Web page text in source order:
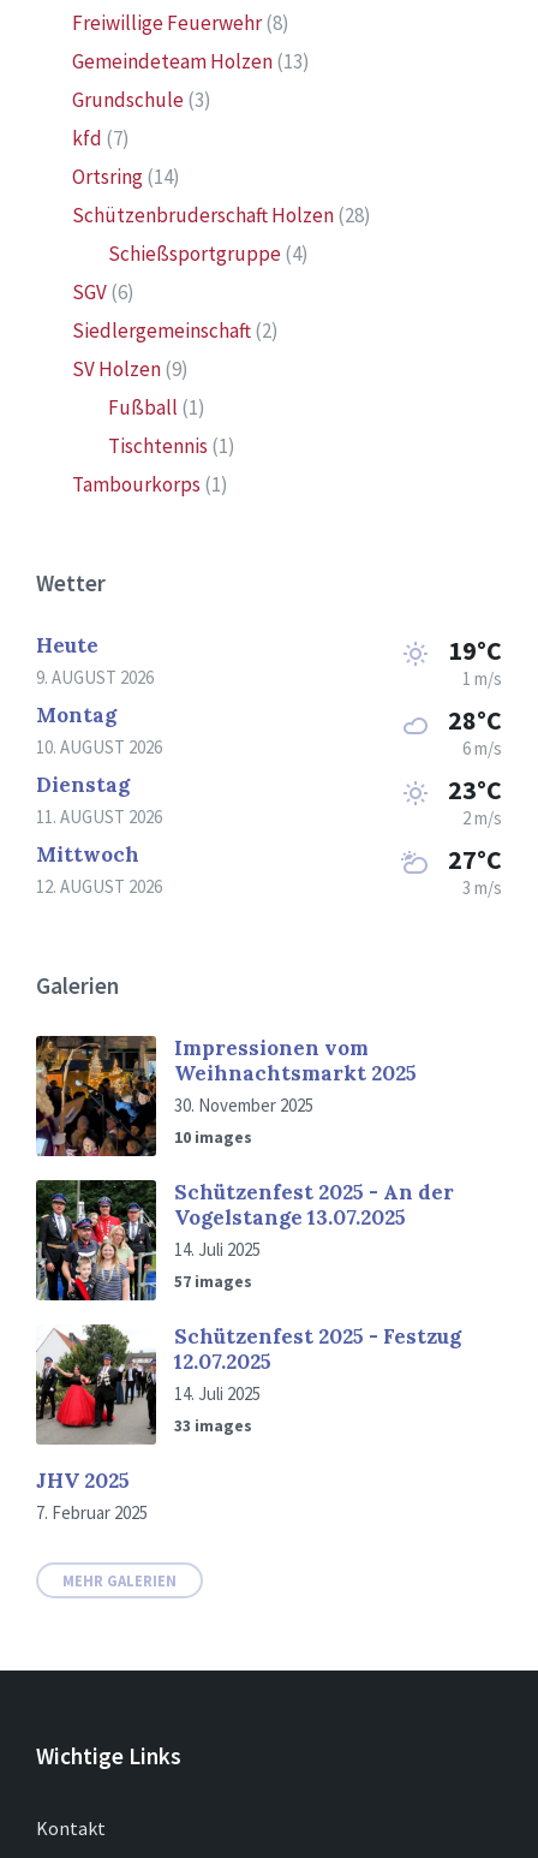
Freiwillige Feuerwehr(8)
Gemeindeteam Holzen(13)
Grundschule(3)
kfd (7)
Ortsring(14)
Schützenbruderschaft Holzen(28)
Schießsportgruppe(4)
SGV(6)
Siedlergemeinschaft(2)
SV Holzen(9)
Fußball (1)
Tischtennis (1)
Tambourkorps (1)
Wetter
Heute
9. AUGUST 2026
19°C
1 m/s
Montag
10. AUGUST 2026
28°C
6 m/s
Dienstag
11. AUGUST 2026
23°C
2 m/s
Mittwoch
12. AUGUST 2026
27°C
3 m/s
Galerien
Impressionen vom
Weihnachtsmarkt 2025
30. November 2025
10 images
Schützenfest 2025 - An der
Vogelstange 13.07.2025
14. Juli 2025
57 images
Schützenfest 2025 - Festzug
12.07.2025
14. Juli 2025
33 images
JHV 2025
7. Februar 2025
MEHR GALERIEN
Wichtige Links
Kontakt